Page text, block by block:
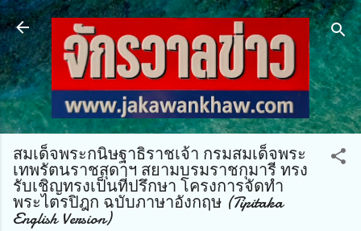
ข้ามไปที่เนื้อหาหลัก
สมเด็จพระกนิษฐาธิราชเจ้า กรมสมเด็จพระ
เทพรัตนราชสุดาฯ สยามบรมราชกุมารี ทรง
รับเชิญทรงเป็นที่ปรึกษา โครงการจัดทำ
พระไตรปิฎก ฉบับภาษาอังกฤษ (Tipitaka
English Version)